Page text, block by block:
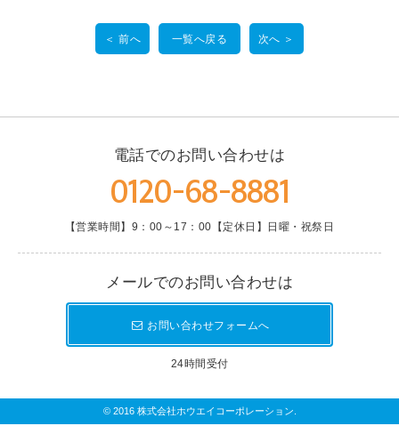
＜ 前へ 一覧へ戻る 次へ ＞
電話でのお問い合わせは
0120-68-8881
【営業時間】9：00～17：00 【定休日】日曜・祝祭日
メールでのお問い合わせは
お問い合わせフォームへ
24時間受付
© 2016 株式会社ホウエイコーポレーション.